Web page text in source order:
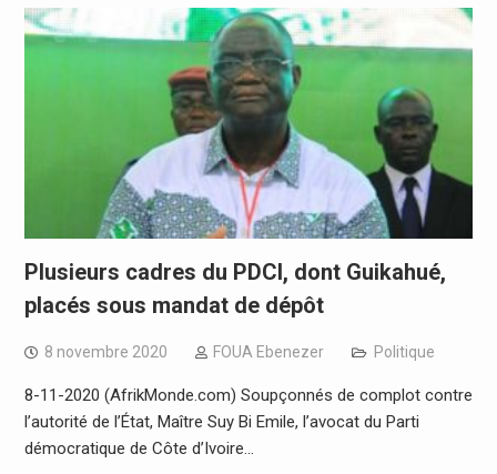
Plusieurs cadres du PDCI, dont Guikahué,
placés sous mandat de dépôt
8 novembre 2020 FOUA Ebenezer Politique
8-11-2020 (AfrikMonde.com) Soupçonnés de complot contre
l’autorité de l’État, Maître Suy Bi Emile, l’avocat du Parti
démocratique de Côte d’Ivoire…